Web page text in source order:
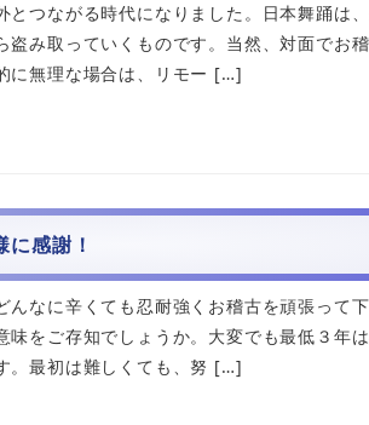
とつながる時代になりました。日本舞踊は
盗み取っていくものです。当然、対面でお
に無理な場合は、リモー […]
に感謝！
んなに辛くても忍耐強くお稽古を頑張って
味をご存知でしょうか。大変でも最低３年
。最初は難しくても、努 […]